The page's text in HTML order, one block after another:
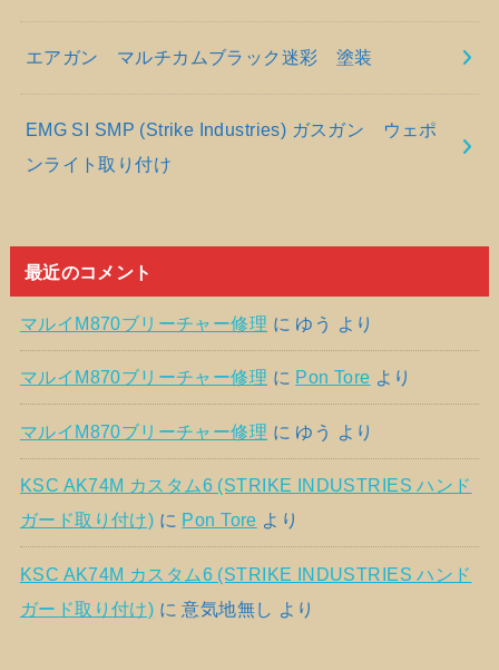
エアガン マルチカムブラック迷彩 塗装
EMG SI SMP (Strike Industries) ガスガン ウェポ
ンライト取り付け
最近のコメント
マルイM870ブリーチャー修理 に ゆう より
マルイM870ブリーチャー修理 に Pon Tore より
マルイM870ブリーチャー修理 に ゆう より
KSC AK74M カスタム6 (STRIKE INDUSTRIES ハンド
ガード取り付け) に Pon Tore より
KSC AK74M カスタム6 (STRIKE INDUSTRIES ハンド
ガード取り付け) に意気地無し より